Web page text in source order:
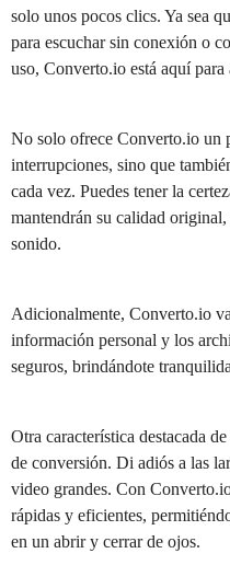
solo unos pocos clics. Ya sea
para escuchar sin conexión o
uso, Converto.io está aquí para
No solo ofrece Converto.io un
interrupciones, sino que
cada vez. Puedes tener la
mantendrán su calidad
sonido.
Adicionalmente, Converto.io
información personal y los
seguros, brindándote
Otra característica destacada
de conversión. Di adiós a las
video grandes. Con
rápidas y eficientes,
en un abrir y cerrar de ojos.